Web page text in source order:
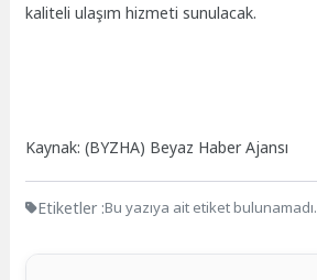
kaliteli ulaşım hizmeti sunulacak.
Kaynak: (BYZHA) Beyaz Haber Ajansı
Etiketler :Bu yazıya ait etiket bulunamadı.